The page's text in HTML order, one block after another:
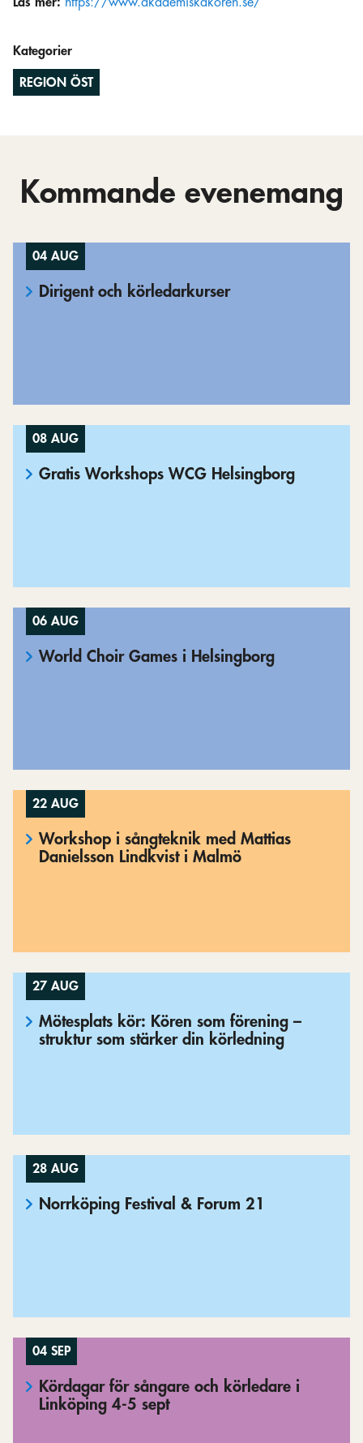
Läs mer: https://www.akademiskakoren.se/
Kategorier
REGION ÖST
Kommande evenemang
04 AUG
Dirigent och körledarkurser
08 AUG
Gratis Workshops WCG Helsingborg
06 AUG
World Choir Games i Helsingborg
22 AUG
Workshop i sångteknik med Mattias
Danielsson Lindkvist i Malmö
27 AUG
Mötesplats kör: Kören som förening –
struktur som stärker din körledning
28 AUG
Norrköping Festival & Forum 21
04 SEP
Kördagar för sångare och körledare i
Linköping 4-5 sept